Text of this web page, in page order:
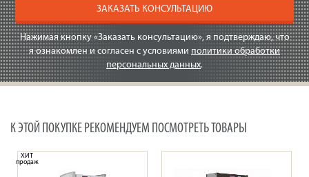
ЗАКАЗАТЬ КОНСУЛЬТАЦИЮ
Нажимая кнопку «Заказать консультацию», я подтверждаю, что
я ознакомлен и согласен с условиями политики обработки
персональных данных.
К ЭТОЙ ПОКУПКЕ РЕКОМЕНДУЕМ ПОСМОТРЕТЬ ТОВАРЫ
ХИТ
продаж